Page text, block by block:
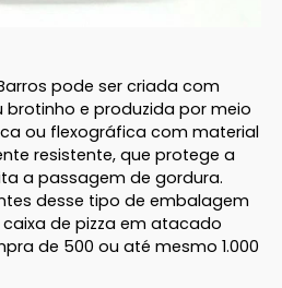
pode ser criada com
e produzida por meio
ou flexográfica com material
resistente, que protege a
a passagem de gordura.
desse tipo de embalagem
de pizza em atacado
de 500 ou até mesmo 1.000